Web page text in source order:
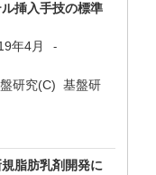
挿入手技の標準
年4月 -
研究(C) 基盤研
脂肪乳剤開発に